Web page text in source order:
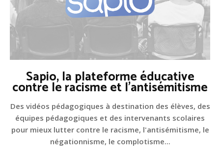
Sapio, la plateforme éducative
contre le racisme et l'antisémitisme
Des vidéos pédagogiques à destination des élèves, des
équipes pédagogiques et des intervenants scolaires
pour mieux lutter contre le racisme, l'antisémitisme, le
négationnisme, le complotisme...